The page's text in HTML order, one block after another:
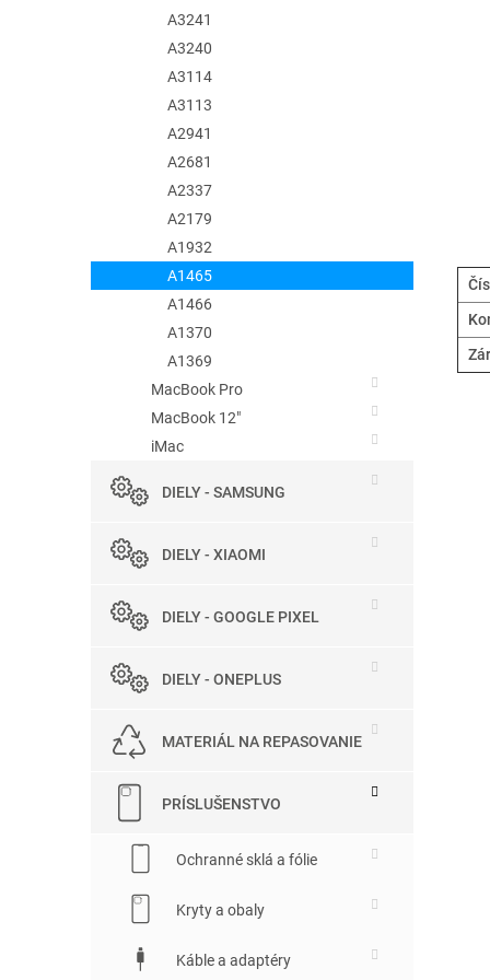
A3241
A3240
A3114
A3113
A2941
A2681
A2337
A2179
A1932
A1465
A1466
A1370
A1369
MacBook Pro
MacBook 12"
iMac
DIELY - SAMSUNG
DIELY - XIAOMI
DIELY - GOOGLE PIXEL
DIELY - ONEPLUS
MATERIÁL NA REPASOVANIE
PRÍSLUŠENSTVO
Ochranné sklá a fólie
Kryty a obaly
Káble a adaptéry